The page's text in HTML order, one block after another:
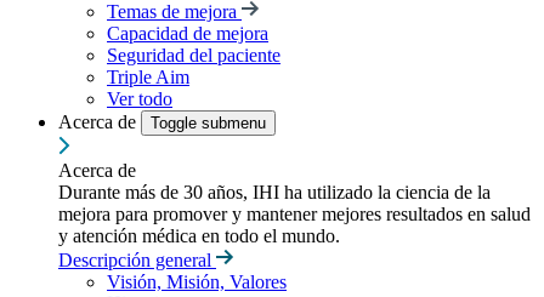
Temas de mejora
Capacidad de mejora
Seguridad del paciente
Triple Aim
Ver todo
Acerca de
Toggle submenu
Acerca de
Durante más de 30 años, IHI ha utilizado la ciencia de la
mejora para promover y mantener mejores resultados en salud
y atención médica en todo el mundo.
Descripción general
Visión, Misión, Valores